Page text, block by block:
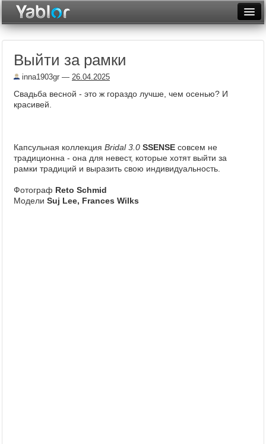
Неделя
Выйти за рамки
inna1903gr — 26.04.2025
Свадьба весной - это ж гораздо лучше, чем осенью? И
красивей.
Капсульная коллекция Bridal 3.0 SSENSE совсем не
традиционна - она для невест, которые хотят выйти за
рамки традиций и выразить свою индивидуальность.
Фотограф Reto Schmid
Модели Suj Lee, Frances Wilks